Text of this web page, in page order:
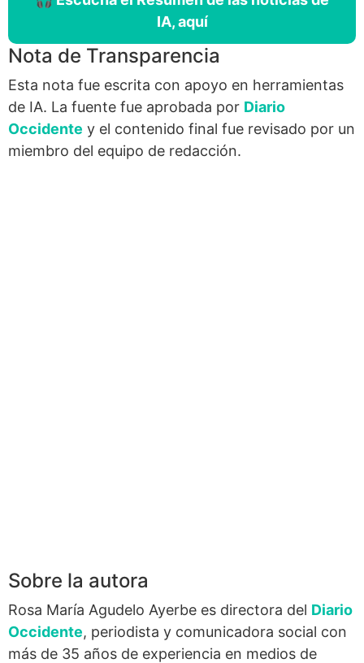
IA, aquí
Nota de Transparencia
Esta nota fue escrita con apoyo en herramientas
de IA. La fuente fue aprobada por Diario
Occidente y el contenido final fue revisado por un
miembro del equipo de redacción.
Sobre la autora
Rosa María Agudelo Ayerbe es directora del Diario
Occidente, periodista y comunicadora social con
más de 35 años de experiencia en medios de